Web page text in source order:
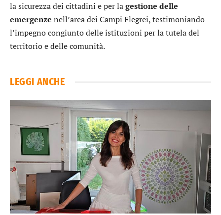
la sicurezza dei cittadini e per lagestione delle
emergenze nell’area dei Campi Flegrei, testimoniando
l’impegno congiunto delle istituzioni per la tutela del
territorio e delle comunità.
LEGGI ANCHE